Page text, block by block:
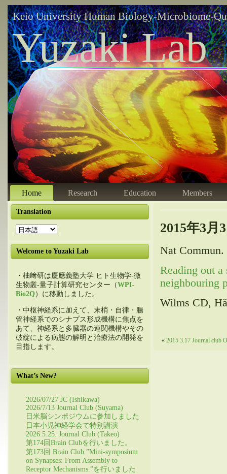
Keio University Human Biology-Microbiome-
Yuzaki Lab
Home Research Education Members
Translation
Welcome to Yuzaki Lab
・柚﨑研は慶應義塾大学 ヒト生物学-微
生物叢-量子計算研究センター（WPI-
Bio2Q）に移動しました。
・中枢神経系に加えて、末梢・自律・腸
管神経系でのシナプス形成機構に焦点を
あて、神経系と多臓器の連関機構やその
破綻による病態の解明と治療法の開発を
目指します。
What’s New?
2026/07/27 JC (Ishikawa)
2026/7/13 Journal Club (Suyama)
日米脳シンポジウムに参加しました
日本小児神経学会で特別講演
2026.5.25. Journal Club (Takeo)
第174回Brain Clubを行いました。
第173回 Brain Club ”Mini-symposium
on Synapses: From Assembly to
Receptor Mechanisms.”を行いました
2015年3
Nat
Reading out
neighbouring
Wilms CD,
« 2015.3.17 Journal club